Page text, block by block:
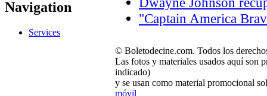
Navigation
Services
"Captain America
© Boletodecine.com. Todos los
Las fotos y materiales usados aquí son
indicado)
y se usan como material promocional
móvil